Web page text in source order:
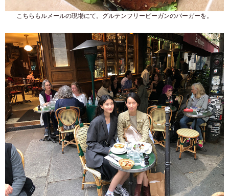
こちらもルメールの現場にて。グルテンフリービーガンのバーガーを。